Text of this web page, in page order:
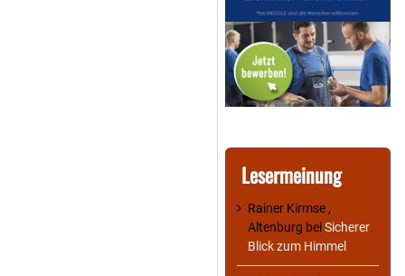
Lesermeinung
Rainer Kirmse ,
Altenburg beiSicherer
Blick zum Himmel